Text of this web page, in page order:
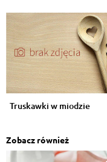
Truskawki w miodzie
Zobacz również